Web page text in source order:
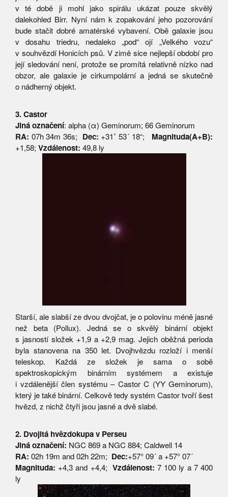
v té době ji mohl jako spirálu ukázat pouze skvělý
dalekohled Birr. Nyní nám k zopakování jeho pozorování
bude stačit dobré amatérské vybavení. Obě galaxie jsou
v dosahu triedru, nedaleko „pod“ ojí „Velkého vozu“
v souhvězdí Honicích psů. V zimě sice nejlepší období pro
její sledování není, protože se promítá relativně nízko nad
obzor, ale galaxie je cirkumpolární a jedná se skutečně
o nádherný objekt.
3. Castor
Jiná označení: alpha (α) Geminorum; 66 Geminorum
RA: 07h 34m 36s; Dec: +31˚ 53´ 18“; Magnituda(A+B):
+1,58; Vzdálenost: 49,8 ly
Starší, ale slabší ze dvou dvojčat, je o polovinu méně jasné
než beta (Pollux). Jedná se o skvělý binární objekt
s jasností složek +1,9 a +2,9 mag. Jejich oběžná perioda
byla stanovena na 350 let. Dvojhvězdu rozloží i menší
teleskop. Každá ze složek je sama o sobě
spektroskopickým binárním systémem a existuje
i vzdálenější člen systému – Castor C (YY Geminorum),
který je také binární. Celkově tedy systém Castor tvoří šest
hvězd, z nichž čtyři jsou jasné a dvě slabé.
2. Dvojitá hvězdokupa v Perseu
Jiná označení: NGC 869 a NGC 884; Caldwell 14
RA: 02h 19m and 02h 22m; Dec:+57° 09´ a +57° 07´
Magnituda: +4,3 and +4,4; Vzdálenost: 7 100 ly a 7 400
ly